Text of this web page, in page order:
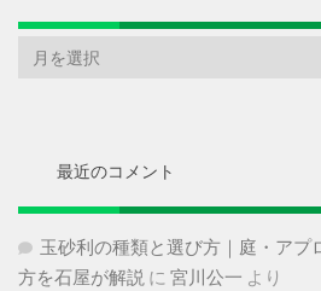
最近のコメント
玉砂利の種類と選び方｜庭・アプ
方を石屋が解説 に 宮川公一 より